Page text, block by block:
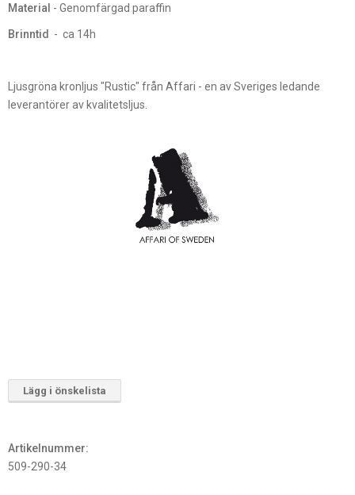
Material - Genomfärgad paraffin
Brinntid - ca 14h
Ljusgröna kronljus "Rustic" från Affari - en av Sveriges ledande
leverantörer av kvalitetsljus.
Lägg i önskelista
Artikelnummer:
509-290-34